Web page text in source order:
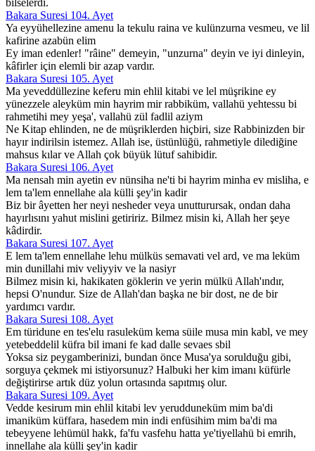
bilselerdi.
Bakara Suresi 104. Ayet
Ya eyyühellezine amenu la tekulu raina ve kulünzurna vesmeu, ve lil
kafirine azabün elim
Ey iman edenler! "râine" demeyin, "unzurna" deyin ve iyi dinleyin,
kâfirler için elemli bir azap vardır.
Bakara Suresi 105. Ayet
Ma yeveddüllezine keferu min ehlil kitabi ve lel müşrikine ey
yünezzele aleyküm min hayrim mir rabbiküm, vallahü yehtessu bi
rahmetihi mey yeşa', vallahü zül fadlil aziym
Ne Kitap ehlinden, ne de müşriklerden hiçbiri, size Rabbinizden bir
hayır indirilsin istemez. Allah ise, üstünlüğü, rahmetiyle dilediğine
mahsus kılar ve Allah çok büyük lütuf sahibidir.
Bakara Suresi 106. Ayet
Ma nensah min ayetin ev nünsiha ne'ti bi hayrim minha ev misliha, e
lem ta'lem ennellahe ala külli şey'in kadir
Biz bir âyetten her neyi nesheder veya unutturursak, ondan daha
hayırlısını yahut mislini getiririz. Bilmez misin ki, Allah her şeye
kâdirdir.
Bakara Suresi 107. Ayet
E lem ta'lem ennellahe lehu mülküs semavati vel ard, ve ma leküm
min dunillahi miv veliyyiv ve la nasiyr
Bilmez misin ki, hakikaten göklerin ve yerin mülkü Allah'ındır,
hepsi O'nundur. Size de Allah'dan başka ne bir dost, ne de bir
yardımcı vardır.
Bakara Suresi 108. Ayet
Em türidune en tes'elu rasuleküm kema süile musa min kabl, ve mey
yetebeddelil küfra bil imani fe kad dalle sevaes sbil
Yoksa siz peygamberinizi, bundan önce Musa'ya sorulduğu gibi,
sorguya çekmek mi istiyorsunuz? Halbuki her kim imanı küfürle
değiştirirse artık düz yolun ortasında sapıtmış olur.
Bakara Suresi 109. Ayet
Vedde kesirum min ehlil kitabi lev yerudduneküm mim ba'di
imaniküm küffara, hasedem min indi enfüsihim mim ba'di ma
tebeyyene lehümül hakk, fa'fu vasfehu hatta ye'tiyellahü bi emrih,
innellahe ala külli şey'in kadir